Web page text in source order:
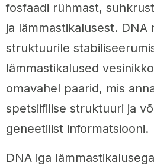
fosfaadi rühmast,
ja lämmastikalusest. DNA
struktuurile
lämmastikalused
omavahel paarid, mis
spetsiifilise struktuuri ja
geneetilist informatsiooni.
DNA iga